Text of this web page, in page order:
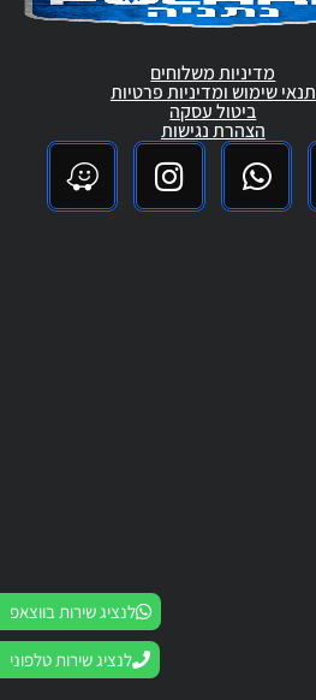
לנציג שירות בווצאפ
לנציג שירות טלפוני
מדיניות משלוחים
תנאי שימוש ומדיניות פרטיות
ביטול עסקה
הצהרת נגישות